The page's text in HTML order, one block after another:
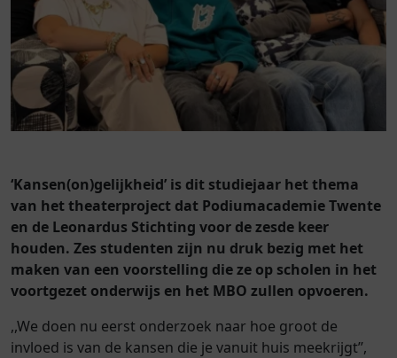
‘Kansen(on)gelijkheid’ is dit studiejaar het thema
van het theaterproject dat Podiumacademie Twente
en de Leonardus Stichting voor de zesde keer
houden. Zes studenten zijn nu druk bezig met het
maken van een voorstelling die ze op scholen in het
voortgezet onderwijs en het MBO zullen opvoeren.
,,We doen nu eerst onderzoek naar hoe groot de
invloed is van de kansen die je vanuit huis meekrijgt’’,